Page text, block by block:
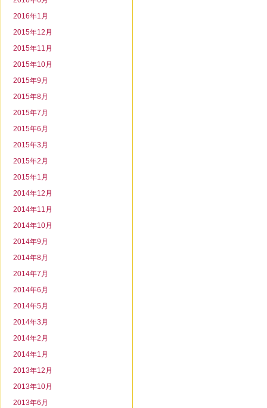
2016年1月
2015年12月
2015年11月
2015年10月
2015年9月
2015年8月
2015年7月
2015年6月
2015年3月
2015年2月
2015年1月
2014年12月
2014年11月
2014年10月
2014年9月
2014年8月
2014年7月
2014年6月
2014年5月
2014年3月
2014年2月
2014年1月
2013年12月
2013年10月
2013年6月